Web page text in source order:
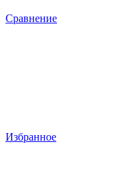
Сравнение
Избранное